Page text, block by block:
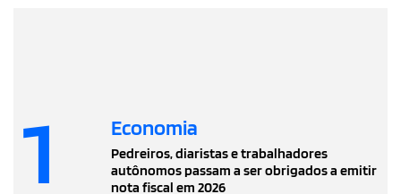
1 Economia
Pedreiros, diaristas e trabalhadores
autônomos passam a ser obrigados a emitir
nota fiscal em 2026